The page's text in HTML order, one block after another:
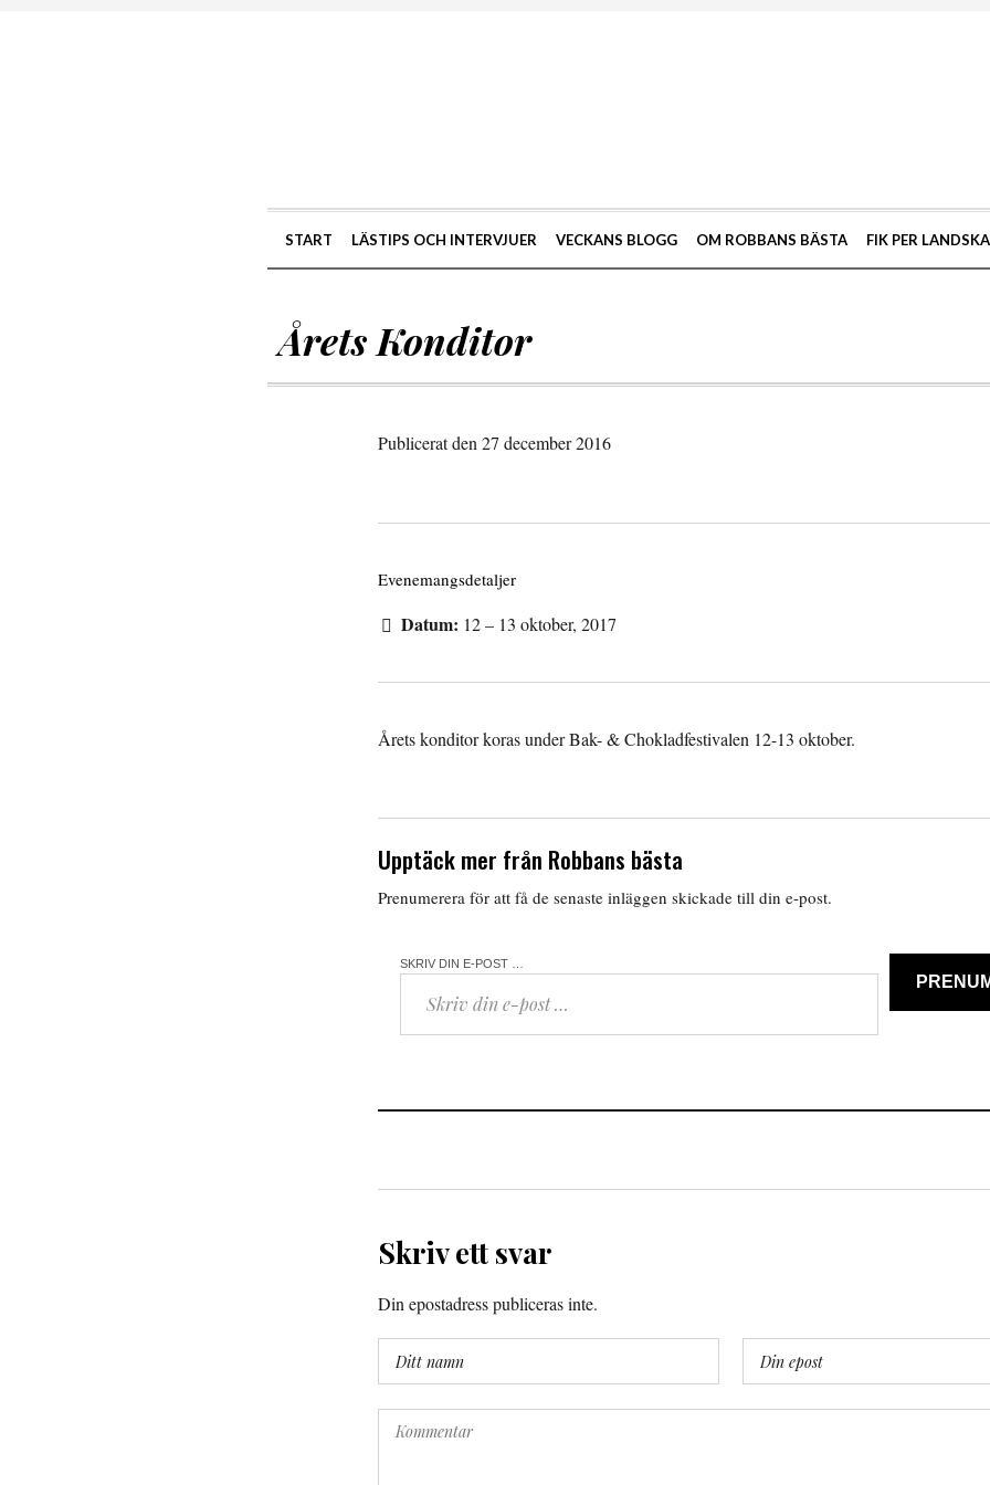
START LÄSTIPS OCH INTERVJUER VECKANS BLOGG OM ROBBANS BÄSTA FIK PER
Årets Konditor
Publicerat den 27 december 2016
Evenemangsdetaljer
Datum: 12– 13 oktober, 2017
Årets konditor koras under Bak- & Chokladfestivalen 12-13 oktober.
Upptäck mer från Robbans bästa
Prenumerera för att få de senaste inläggen skickade till din e-post.
SKRIV DIN E-POST …
Skriv ett svar
Din epostadress publiceras inte.